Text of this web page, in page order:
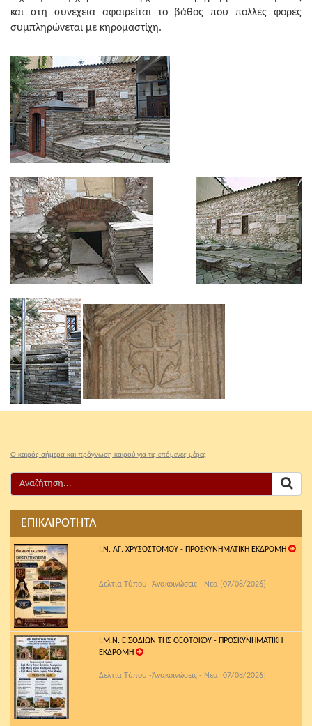
και στη συνέχεια αφαιρείται το βάθος που πολλές φορές
συμπληρώνεται με κηρομαστίχη.
Ο καιρός σήμερα και πρόγνωση καιρού για τις επόμενες μέρες
ΕΠΙΚΑΙΡΟΤΗΤΑ
Ι.Ν. ΑΓ. ΧΡΥΣΟΣΤΟΜΟΥ - ΠΡΟΣΚΥΝΗΜΑΤΙΚΗ ΕΚΔΡΟΜΗ
Δελτία Τύπου -Ἀνακοινώσεις - Νέα [07/08/2026]
Ι.Μ.Ν. ΕΙΣΟΔΙΩΝ ΤΗΣ ΘΕΟΤΟΚΟΥ - ΠΡΟΣΚΥΝΗΜΑΤΙΚΗ
ΕΚΔΡΟΜΗ
Δελτία Τύπου -Ἀνακοινώσεις - Νέα [07/08/2026]